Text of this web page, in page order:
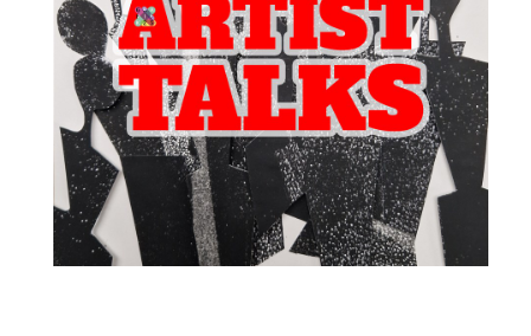
Theaterdansweek: Sneeuwkoningin
van 17-8-2026 t/m 20-8-2026
Kunstencentrum Waalwijk organiseert dit jaar aan het einde van
de zomervakantie, van 17 augustus tot en met 20 augustus, weer